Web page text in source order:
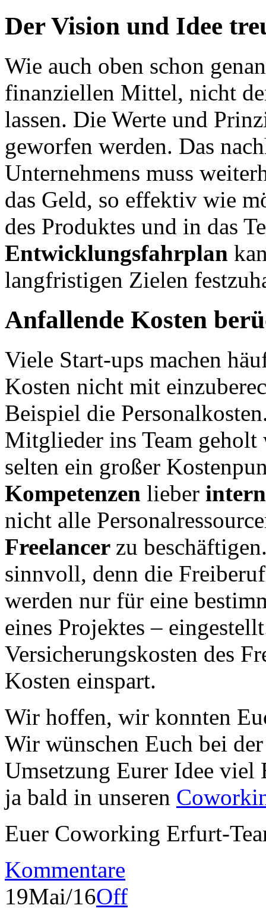
Der Vision und Idee
Wie auch oben schon
finanziellen Mittel, nicht
lassen. Die Werte und
geworfen werden. Das
Unternehmens muss
das Geld, so effektiv wie
des Produktes und in das
Entwicklungsfahrplan
langfristigen Zielen
Anfallende Kosten
Viele Start-ups machen
Kosten nicht mit
Beispiel die
Mitglieder ins Team geholt
selten ein großer
Kompetenzen lieber
nicht alle
Freelancer zu
sinnvoll, denn die
werden nur für eine
eines Projektes –
Versicherungskosten des
Kosten einspart.
Wir hoffen, wir konnten
Wir wünschen Euch bei
Umsetzung Eurer Idee
ja bald in unseren
Euer Coworking Erfurt-
Kommentare
19Mai/16Off